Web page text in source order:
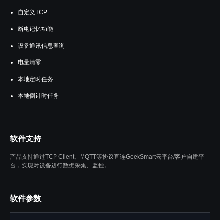
自定义TCP
断电记忆功能
设备通讯信息查询
电量清零
本地定时任务
本地倒计时任务
软件支持
产品支持通过TCP Client、MQTT等协议直连GeekSmart云平台/客户自建平
台，实现对设备进行数据采集、监控。
软件参数